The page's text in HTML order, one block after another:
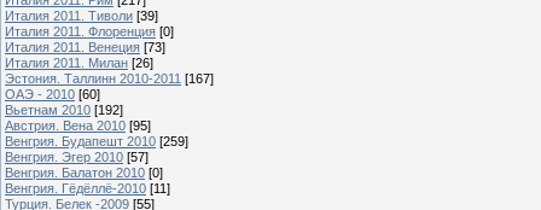
Италия 2011. Тиволи [39]
Италия 2011. Флоренция [0]
Италия 2011. Венеция [73]
Италия 2011. Милан [26]
Эстония. Таллинн 2010-2011 [167]
ОАЭ - 2010 [60]
Вьетнам 2010 [192]
Австрия. Вена 2010 [95]
Венгрия. Будапешт 2010 [259]
Венгрия. Эгер 2010 [57]
Венгрия. Балатон 2010 [0]
Венгрия. Гёдёллё-2010 [11]
Турция. Белек -2009 [55]